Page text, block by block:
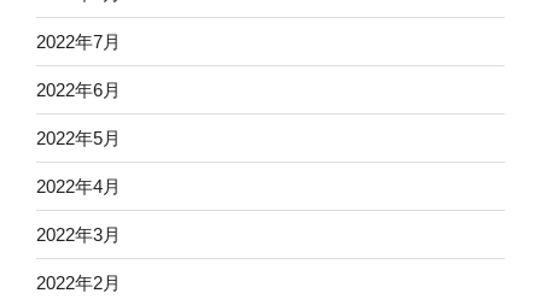
2022年7月
2022年6月
2022年5月
2022年4月
2022年3月
2022年2月